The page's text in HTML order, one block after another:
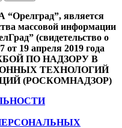
является
массовой информации
(свидетельство о
19 апреля 2019 года
ПО НАДЗОРУ В
ТЕХНОЛОГИЙ
(РОСКОМНАДЗОР)